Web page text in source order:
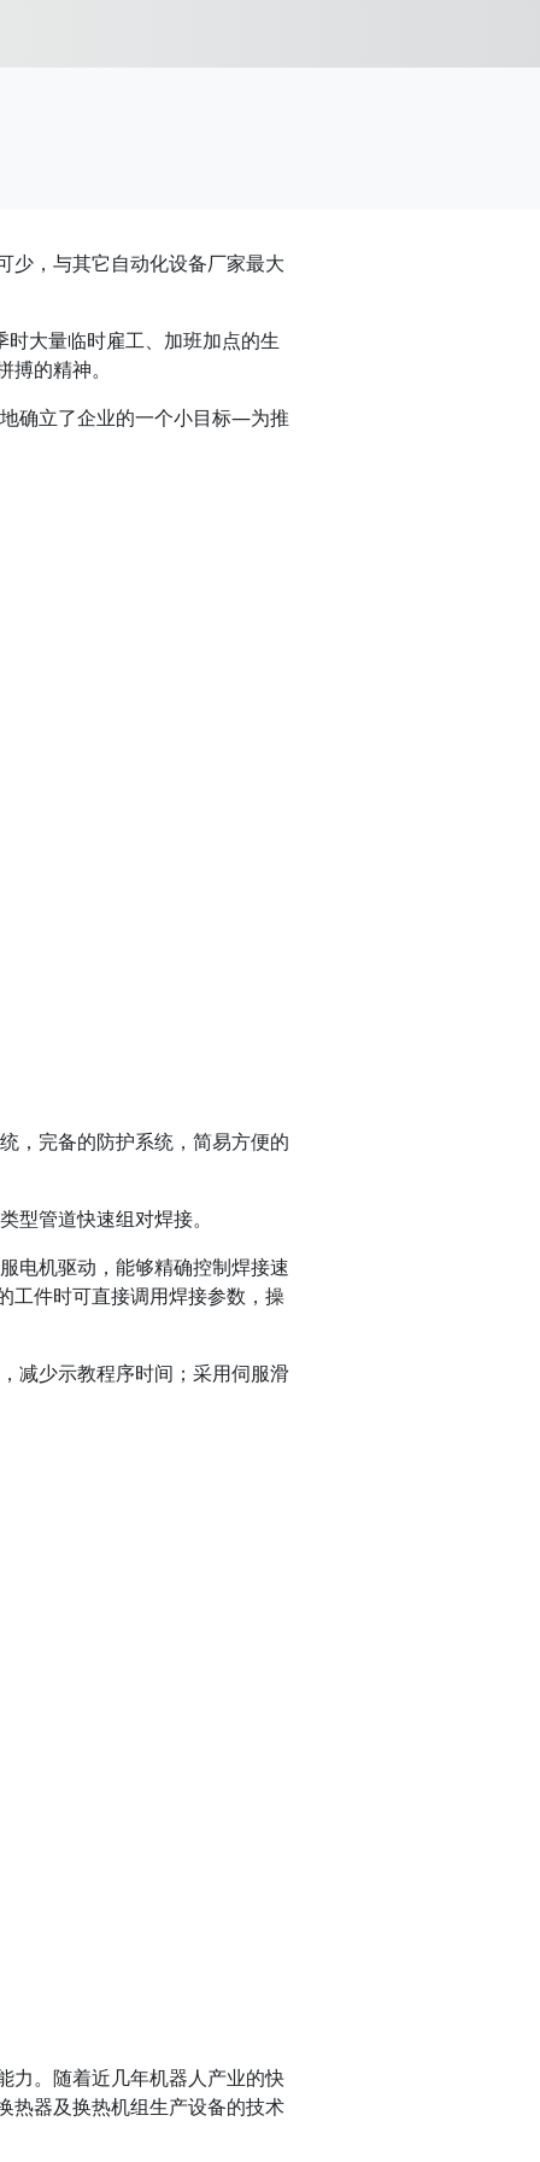
少，与其它自动化设备厂家最大
大量临时雇工、加班加点的生
的精神。
确立了企业的一个小目标—为推
，完备的防护系统，简易方便的
管道快速组对焊接。
电机驱动，能够精确控制焊接速
工件时可直接调用焊接参数，操
减少示教程序时间；采用伺服滑
力。随着近几年机器人产业的快
热器及换热机组生产设备的技术